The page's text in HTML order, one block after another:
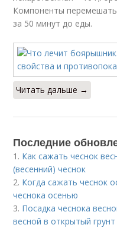
Компоненты
за 50 минут до еды.
Читать дальше →
Последние
1. Как сажать чеснок
(весенний) чеснок
2. Когда сажать чеснок
чеснока осенью
3. Посадка чеснока
весной в открытый грунт